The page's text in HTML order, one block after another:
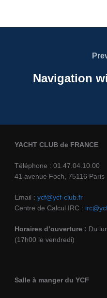
Navigation
YACHT CLUB de FRANCE
Téléphone : 01.47.04.10.00
41 avenue Foch, 75116 Paris
Email : ycf@ycf-club.fr
Centre de Calcul IRC :
Horaires d’ouverture : Du
(17h00 le vendredi)
Salle à manger du YCF